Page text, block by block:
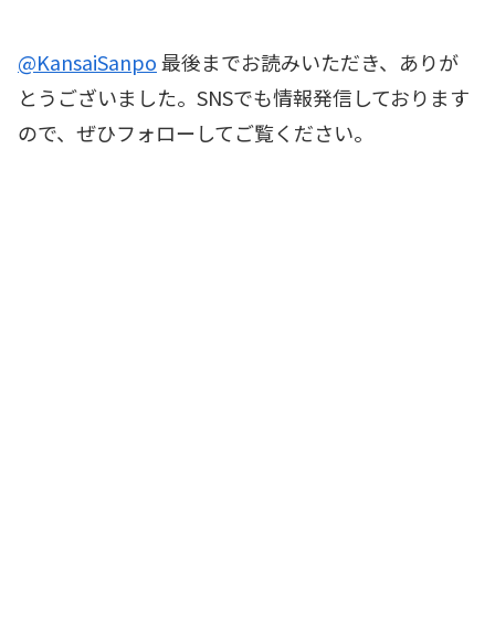
@KansaiSanpo最後までお読みいただき、ありが
とうございました。SNSでも情報発信しております
ので、ぜひフォローしてご覧ください。